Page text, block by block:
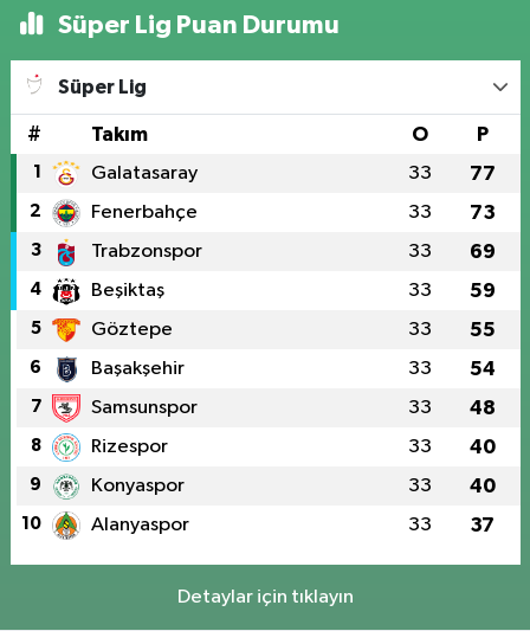
Süper Lig Puan Durumu
Süper Lig
# Takım O P
1 Galatasaray 33 77
2 Fenerbahçe 33 73
3 Trabzonspor 33 69
4 Beşiktaş 33 59
5 Göztepe 33 55
6 Başakşehir 33 54
7 Samsunspor 33 48
8 Rizespor 33 40
9 Konyaspor 33 40
10 Alanyaspor 33 37
Detaylar için tıklayın